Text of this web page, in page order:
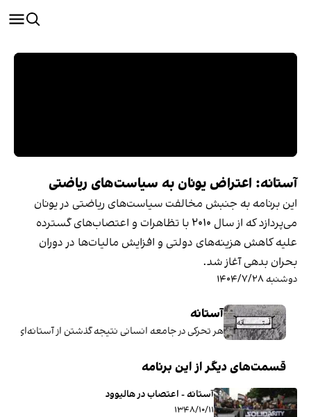
آستانه: اعتراض یونان به سیاست‌های ریاضتی
این برنامه به جنبش مخالفت سیاست‌های ریاضتی در یونان
می‌پردازد که از سال ۲۰۱۰ با تظاهرات و اعتصاب‌های گسترده
علیه کاهش هزینه‌های دولتی و افزایش مالیات‌ها در دوران
بحران بدهی آغاز شد.
دوشنبه ۱۴۰۴/۷/۲۸
آستانه
هر تحرکی در جامعه انسانی نتیجه گذشتن از آستانه‌ای
قسمت‌های دیگر از این برنامه
آستانه - اعتصاب در هالیوود
۱۳۴۸/۱۰/۱۱